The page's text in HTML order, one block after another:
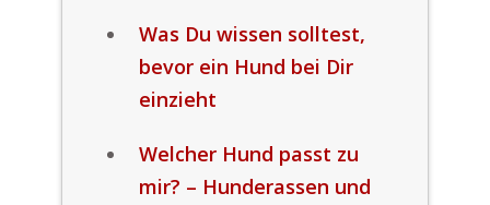
Was Du wissen solltest,
bevor ein Hund bei Dir
einzieht
Welcher Hund passt zu
mir? – Hunderassen und